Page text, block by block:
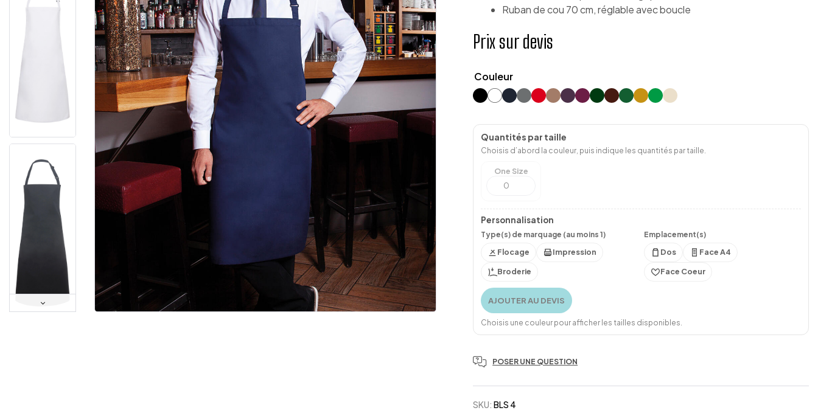
Ruban de cou 70 cm, réglable avec boucle
Prix sur devis
Couleur
Quantités par taille
Choisis d’abord la couleur, puis indique les quantités par taille.
One Size
Personnalisation
Type(s) de marquage (au moins 1)
Flocage
Impression
Broderie
Emplacement(s)
Dos
Face A4
Face Coeur
AJOUTER AU DEVIS
Choisis une couleur pour afficher les tailles disponibles.
POSER UNE QUESTION
SKU:BLS 4